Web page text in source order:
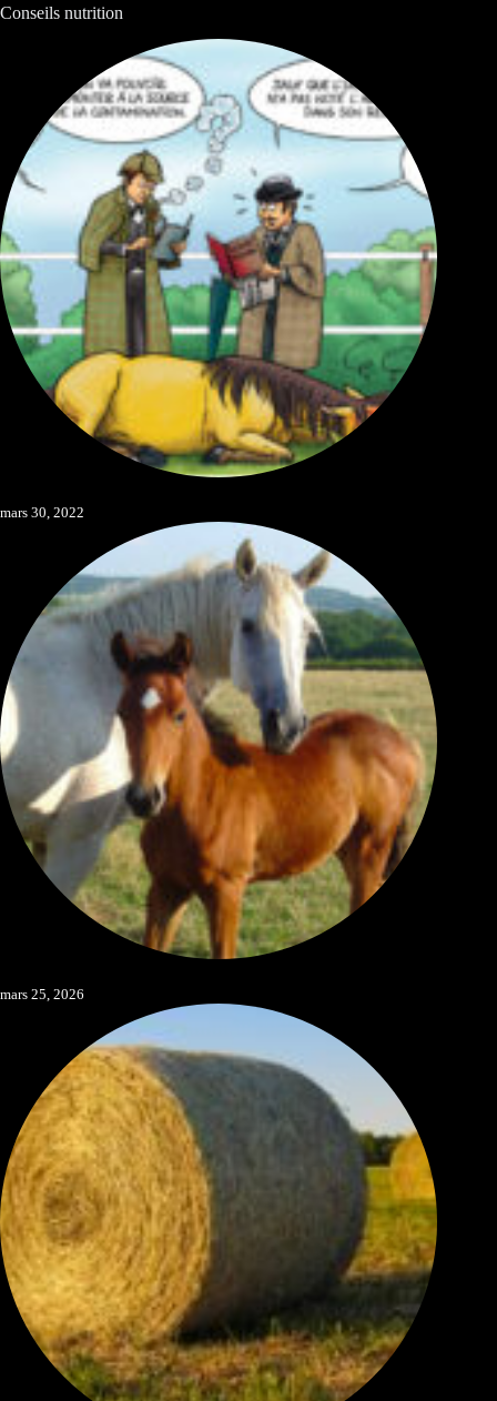
Conseils nutrition
mars 30, 2022
mars 25, 2026